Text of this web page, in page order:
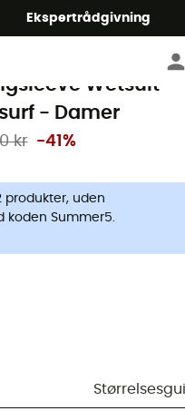
Ekspertrådgivning
damer Neopren våddragter til
Wetsuit -
- Damer
kr -41%
produkter, uden
koden Summer5.